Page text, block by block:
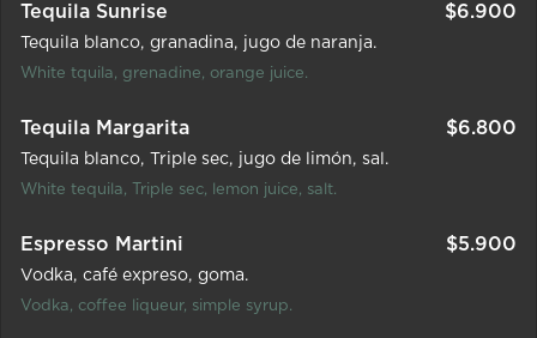
Tequila Sunrise $6.900
Tequila blanco granadina jugo de naranja.
White tquila, grenadine, orange juice.
Tequila Margarita $6.800
Tequila blanco Triple sec jugo de limón sal.
White tequila, Triple sec, lemon juice, salt.
Espresso Martini $5.900
Vodka café expreso goma.
Vodka, coffee liqueur, simple syrup.